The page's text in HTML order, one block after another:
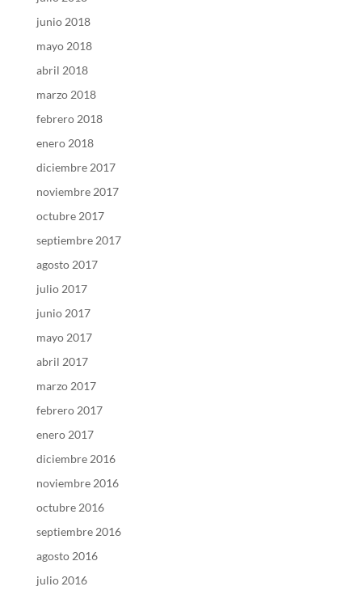
junio 2018
mayo 2018
abril 2018
marzo 2018
febrero 2018
enero 2018
diciembre 2017
noviembre 2017
octubre 2017
septiembre 2017
agosto 2017
julio 2017
junio 2017
mayo 2017
abril 2017
marzo 2017
febrero 2017
enero 2017
diciembre 2016
noviembre 2016
octubre 2016
septiembre 2016
agosto 2016
julio 2016